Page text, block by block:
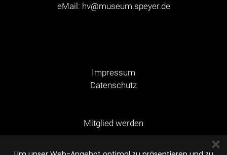
eMail: hv@museum.speyer.de
Impressum
Datenschutz
Mitglied werden